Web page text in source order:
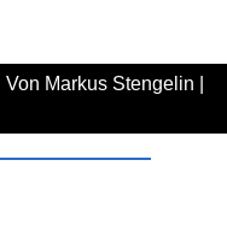
| Von Markus Stengelin